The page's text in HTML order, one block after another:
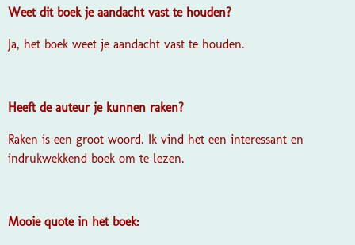
Weet dit boek je aandacht vast te houden?
Ja, het boek weet je aandacht vast te houden.
Heeft de auteur je kunnen raken?
Raken is een groot woord. Ik vind het een interessant en
indrukwekkend boek om te lezen.
Mooie quote in het boek: